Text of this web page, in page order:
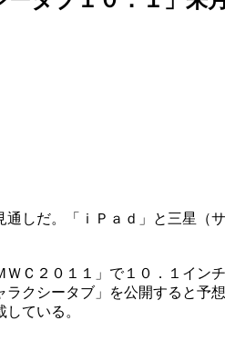
しだ。「ｉＰａｄ」と三星
Ｃ２０１１」で１０．１イ
クシータブ」を公開すると
ている。